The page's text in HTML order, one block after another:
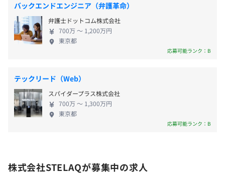
習熟できます。また、想定される配属先に合わせて個別に
カスタマイズした内容の研修を実施しており、全員が実務
対応可能なエンジニアとしてしっかり成長いただくことが
できます。
す。
社内連絡用としてはWindowsPCの支給をいたします。
無期雇用
※試用期間3ヵ月（待遇の変更なし）
バックエンドエンジニア（弁護革命）
弁護士ドットコム株式会社
700万 〜 1,200万円
東京都
応募可能ランク：B
テックリード（Web）
スパイダープラス株式会社
700万 〜 1,300万円
東京都
応募可能ランク：B
株式会社STELAQが募集中の求人